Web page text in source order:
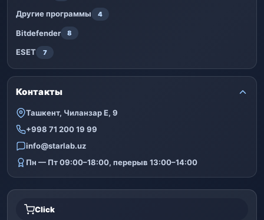
Другие программы 4
Bitdefender 8
ESET 7
Контакты
Ташкент, Чиланзар Е, 9
+998 71 200 19 99
info@starlab.uz
Пн — Пт 09:00–18:00, перерыв 13:00–14:00
Click